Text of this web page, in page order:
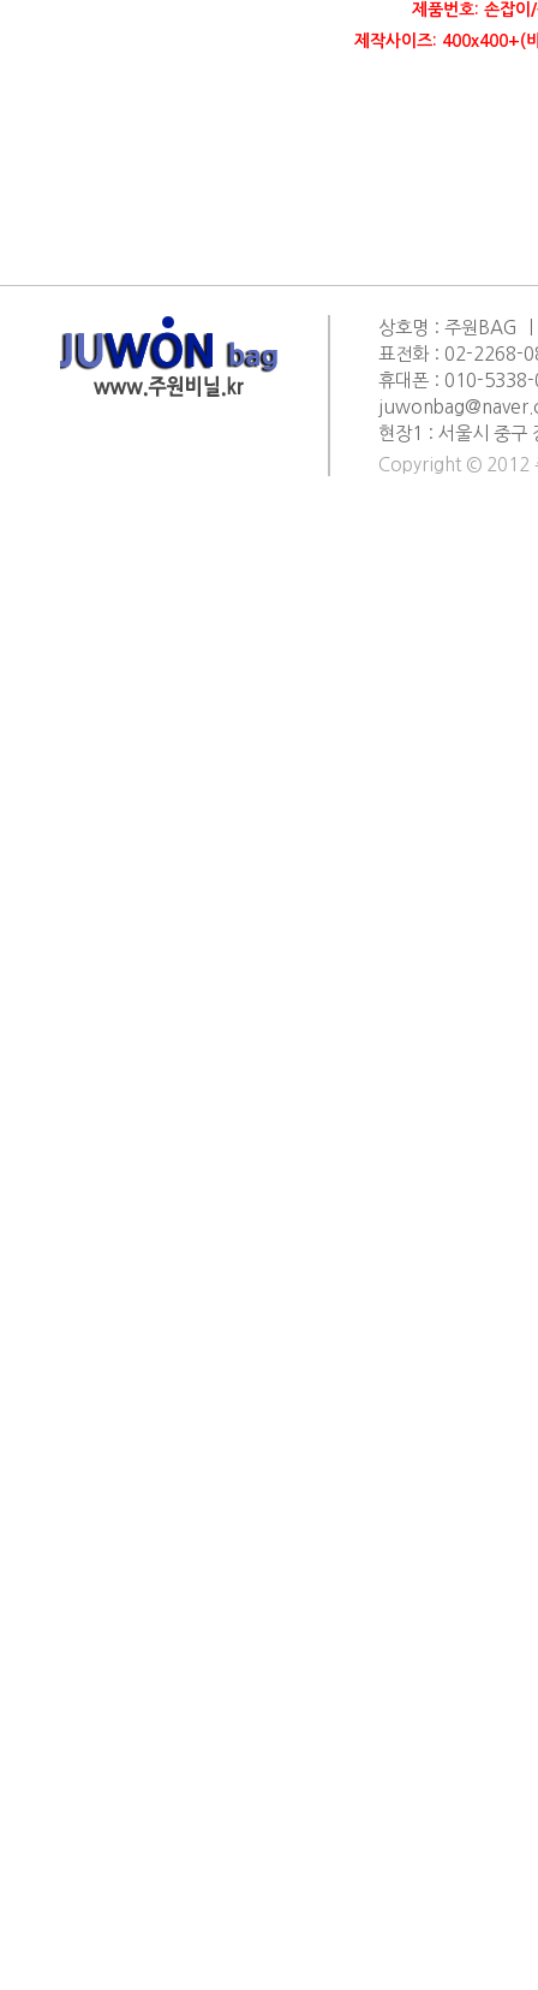
제품번호: 손잡이
제작사이즈: 400x400+(
상호명 : 주원BAG
표전화 : 02-2268-
휴대폰 : 010-
현장1 : 서울시 중
Copyright © 2012